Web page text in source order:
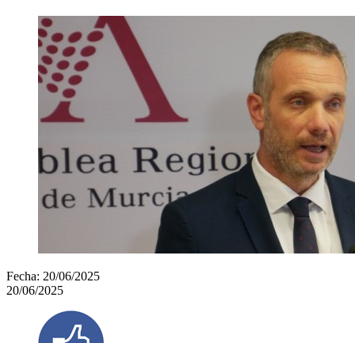
Fecha: 20/06/2025
20/06/2025